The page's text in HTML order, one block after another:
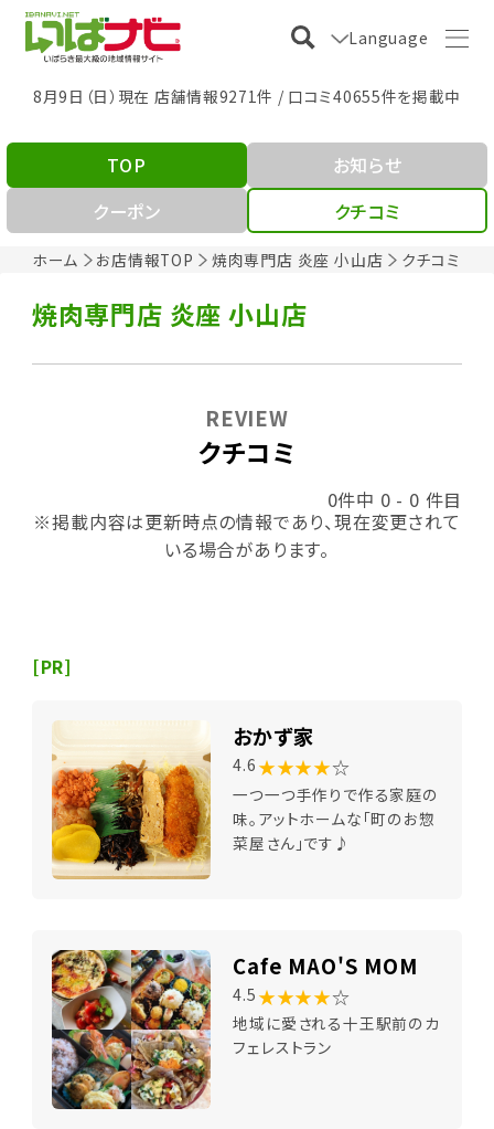
Language
8月9日（日）現在 店舗情報9271件 / 口コミ40655件を掲載中
ホーム お店情報TOP 焼肉専門店 炎座 小山店 クチコミ
TOP
お知らせ
クーポン
クチコミ
焼肉専門店 炎座 小山店
クチコミ
REVIEW
0件中 0 - 0 件目
※掲載内容は更新時点の情報であり、現在変更されて
いる場合があります。
[PR]
おかず家
4.6 ★★★★☆
一つ一つ手作りで作る家庭の
味。アットホームな「町のお惣
菜屋さん」です♪
Cafe MAO'S MOM
4.5 ★★★★☆
地域に愛される十王駅前のカ
フェレストラン